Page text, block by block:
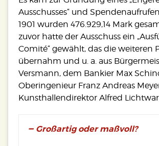
Ausschusses“ und
1901 wurden 476.929,14 Mark
zuvor hatte der Ausschuss ein
Comité“ gewählt, das die weiteren
übernahm und u. a. aus
Versmann, dem Bankier Max
Oberingenieur Franz Andreas
Kunsthallendirektor Alfred
Großartig oder maßvoll?